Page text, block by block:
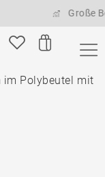
Große
im Polybeutel mit